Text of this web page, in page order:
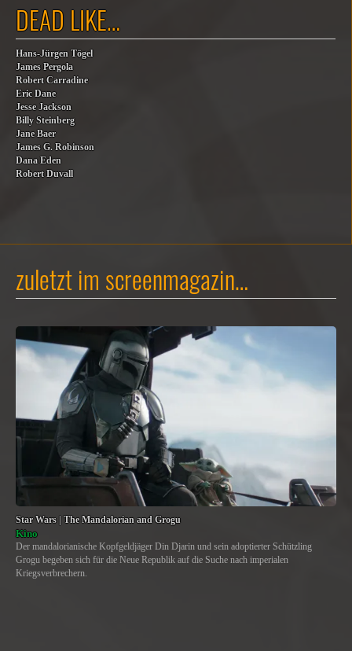
DEAD LIKE…
Hans-Jürgen Tögel
James Pergola
Robert Carradine
Eric Dane
Jesse Jackson
Billy Steinberg
Jane Baer
James G. Robinson
Dana Eden
Robert Duvall
zuletzt im screenmagazin…
Star Wars | The Mandalorian and Grogu
Kino
Der mandalorianische Kopfgeldjäger Din Djarin und sein adoptierter Schützling
Grogu begeben sich für die Neue Republik auf die Suche nach imperialen
Kriegsverbrechern.